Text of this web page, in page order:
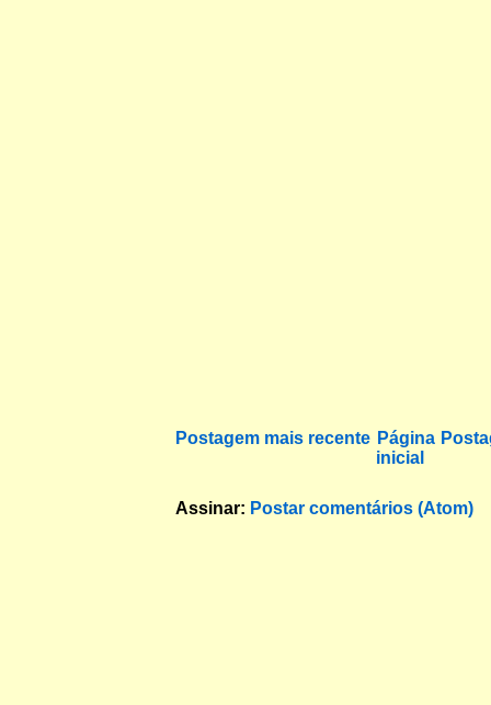
Postagem mais recente Página
inicial
Assinar: Postar comentários (Atom)